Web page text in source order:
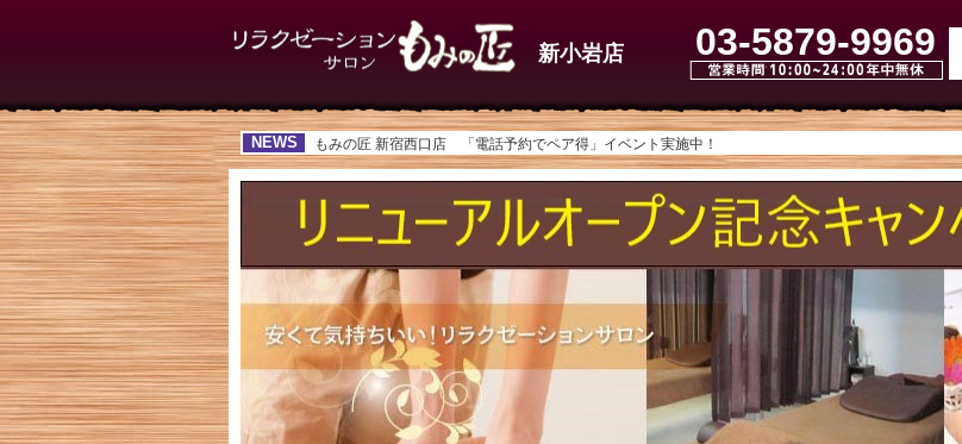
新小岩のマッサージ【60分3,900円】もみの匠 新小岩店
新小岩店 03-5879-9969
NEWS もみの匠 新宿西口店 「電話予約でペア得」イベント実施中！